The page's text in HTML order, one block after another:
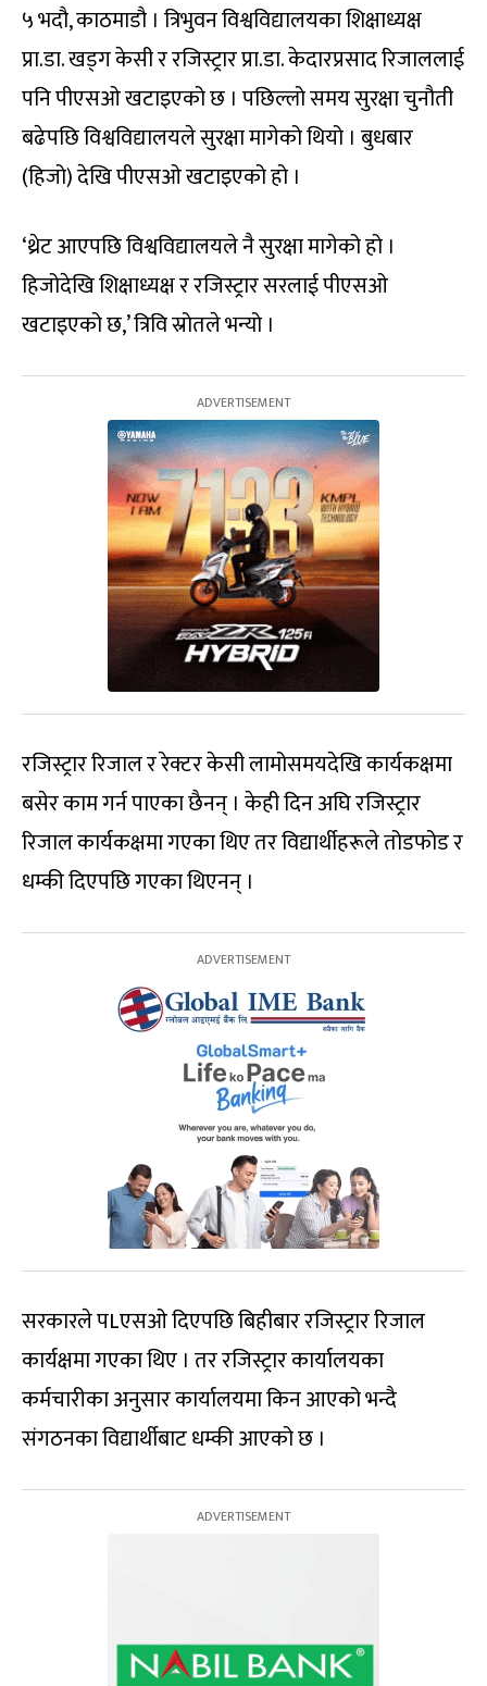
५ भदौ, काठमाडौ । त्रिभुवन विश्वविद्यालयका शिक्षाध्यक्ष
प्रा.डा. खड्ग केसी र रजिस्ट्रार प्रा.डा. केदारप्रसाद रिजाललाई
पनि पीएसओ खटाइएको छ । पछिल्लो समय सुरक्षा चुनौती
बढेपछि विश्वविद्यालयले सुरक्षा मागेको थियो । बुधबार
(हिजो) देखि पीएसओ खटाइएको हो ।
‘थ्रेट आएपछि विश्वविद्यालयले नै सुरक्षा मागेको हो ।
हिजोदेखि शिक्षाध्यक्ष र रजिस्ट्रार सरलाई पीएसओ
खटाइएको छ,’ त्रिवि स्रोतले भन्यो ।
रजिस्ट्रार रिजाल र रेक्टर केसी लामोसमयदेखि कार्यकक्षमा
बसेर काम गर्न पाएका छैनन् । केही दिन अघि रजिस्ट्रार
रिजाल कार्यकक्षमा गएका थिए तर विद्यार्थीहरूले तोडफोड र
धम्की दिएपछि गएका थिएनन् ।
सरकारले पLएसओ दिएपछि बिहीबार रजिस्ट्रार रिजाल
कार्यक्षमा गएका थिए । तर रजिस्ट्रार कार्यालयका
कर्मचारीका अनुसार कार्यालयमा किन आएको भन्दै
संगठनका विद्यार्थीबाट धम्की आएको छ ।